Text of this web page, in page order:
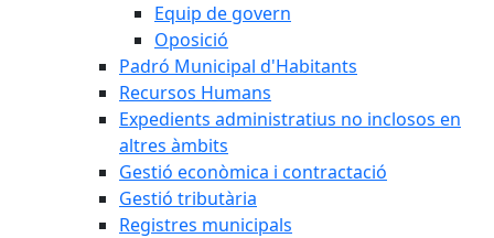
Equip de govern
Oposició
Padró Municipal d'Habitants
Recursos Humans
Expedients administratius no inclosos en
altres àmbits
Gestió econòmica i contractació
Gestió tributària
Registres municipals